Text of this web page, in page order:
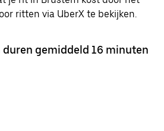
ritten via UberX te bekijken.
gemiddeld 16 minuten